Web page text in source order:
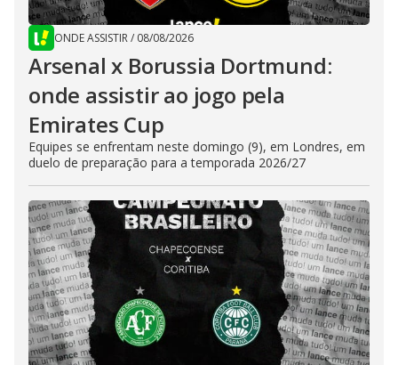
ONDE ASSISTIR/ 08/08/2026
Arsenal x Borussia Dortmund:
onde assistir ao jogo pela
Emirates Cup
Equipes se enfrentam neste domingo (9), em Londres, em
duelo de preparação para a temporada 2026/27